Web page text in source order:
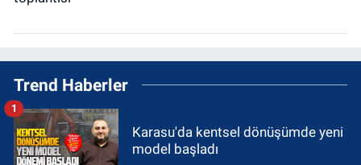
Trend Haberler
Karasu'da kentsel dönüşümde yeni
model başladı
1